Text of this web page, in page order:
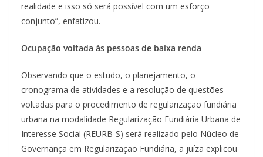
realidade e isso só será possível com um esforço
conjunto”, enfatizou.
Ocupação voltada às pessoas de baixa renda
Observando que o estudo, o planejamento, o
cronograma de atividades e a resolução de questões
voltadas para o procedimento de regularização fundiária
urbana na modalidade Regularização Fundiária Urbana de
Interesse Social (REURB-S) será realizado pelo Núcleo de
Governança em Regularização Fundiária, a juíza explicou